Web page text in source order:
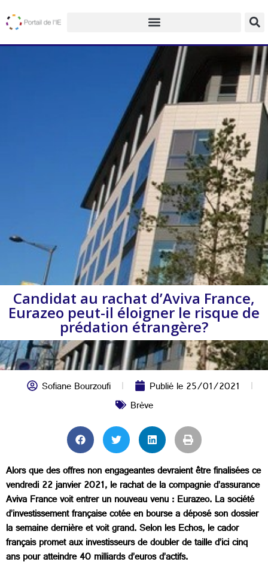
Candidat au rachat d’Aviva France,
Eurazeo peut-il éloigner le risque de
prédation étrangère?
Sofiane Bourzoufi Publié le25/01/2021
Brève
Alors que des offres non engageantes devraient être finalisées ce
vendredi 22 janvier 2021, le rachat de la compagnie d’assurance
Aviva France voit entrer un nouveau venu : Eurazeo. La société
d’investissement française cotée en bourse a déposé son dossier
la semaine dernière et voit grand. Selon les Echos, le cador
français promet aux investisseurs de doubler de taille d’ici cinq
ans pour atteindre 40 milliards d’euros d’actifs.